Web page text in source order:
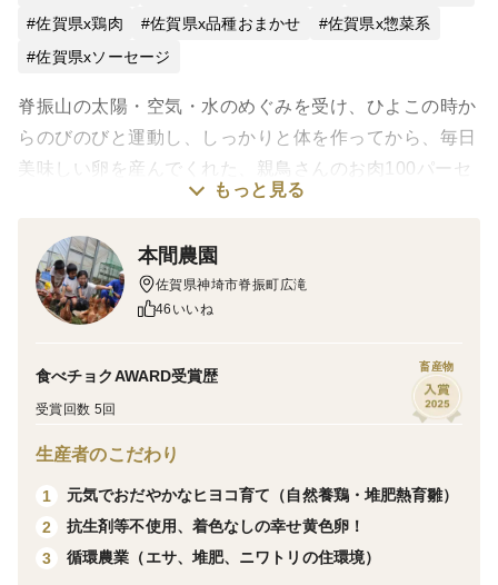
佐賀県x鶏肉
佐賀県x品種おまかせ
佐賀県x惣菜系
佐賀県xソーセージ
脊振山の太陽・空気・水のめぐみを受け、ひよこの時か
らのびのびと運動し、しっかりと体を作ってから、毎日
美味しい卵を産んでくれた、親鳥さんのお肉100パーセ
ントのフランクフルトソーセージです。
大自然の恵み、ニワトリさんの命、食べてくださる方々
全てに感謝を込めて、「ありがとフランク」と名前を付
けました。
親鳥肉ならではの旨味、自家配合のエサによるクセのな
い鶏脂。鶏肉だけとは思えない美味しさ、歯ごたえのあ
るソーセージです！
もっと見る
本間農園
佐賀県神埼市脊振町広滝
46いいね
食べチョクAWARD受賞歴
受賞回数 5回
畜産物
生産者のこだわり
1
元気でおだやかなヒヨコ育て（自然養鶏・堆肥熱育雛）
2
抗生剤等不使用、着色なしの幸せ黄色卵！
3
循環農業（エサ、堆肥、ニワトリの住環境）